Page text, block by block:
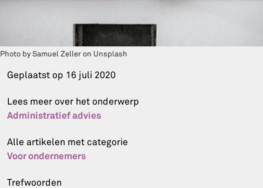
Photo by Samuel Zeller on Unsplash
Geplaatst op 16 juli 2020
Lees meer over het onderwerp
Administratief advies
Alle artikelen met categorie
Voor ondernemers
Trefwoorden